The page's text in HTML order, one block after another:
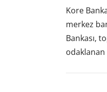
Kore
merkez
Bankası,
odaklanan